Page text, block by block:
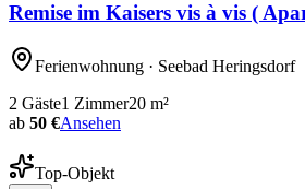
Remise im Kaisers vis à vis (
Ferienwohnung · Seebad Heringsdorf
2 Gäste1 Zimmer20 m²
ab 50 €Ansehen
Top-Objekt